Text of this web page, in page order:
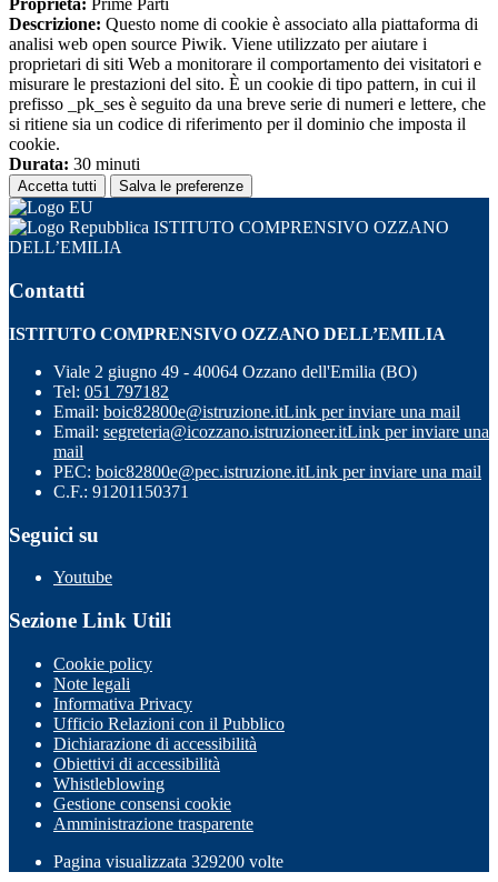
Proprieta: Prime Parti
Descrizione: Questo nome di cookie è associato alla piattaforma di
analisi web open source Piwik. Viene utilizzato per aiutare i
proprietari di siti Web a monitorare il comportamento dei visitatori e
misurare le prestazioni del sito. È un cookie di tipo pattern, in cui il
prefisso _pk_ses è seguito da una breve serie di numeri e lettere, che
si ritiene sia un codice di riferimento per il dominio che imposta il
cookie.
Durata: 30 minuti
Accetta tutti Salva le preferenze
ISTITUTO COMPRENSIVO OZZANO
DELL’EMILIA
Contatti
ISTITUTO COMPRENSIVO OZZANO DELL’EMILIA
Viale 2 giugno 49 - 40064 Ozzano dell'Emilia (BO)
Tel: 051 797182
Email: boic82800e@istruzione.itLink per inviare una mail
Email: segreteria@icozzano.istruzioneer.itLink per inviare una
mail
PEC: boic82800e@pec.istruzione.itLink per inviare una mail
C.F.: 91201150371
Seguici su
Youtube
Sezione Link Utili
Cookie policy
Note legali
Informativa Privacy
Ufficio Relazioni con il Pubblico
Dichiarazione di accessibilità
Obiettivi di accessibilità
Whistleblowing
Gestione consensi cookie
Amministrazione trasparente
Pagina visualizzata 329200 volte